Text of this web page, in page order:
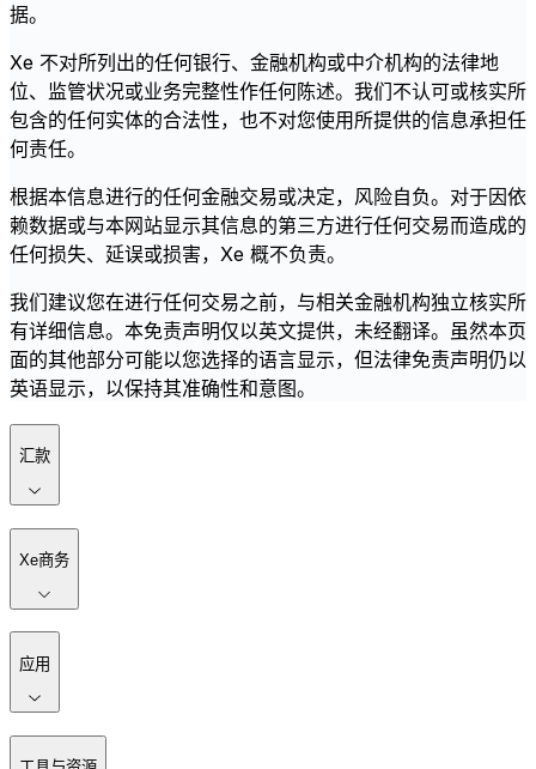
据。
Xe 不对所列出的任何银行、金融机构或中介机构的法律地
位、监管状况或业务完整性作任何陈述。我们不认可或核实所
包含的任何实体的合法性，也不对您使用所提供的信息承担任
何责任。
根据本信息进行的任何金融交易或决定，风险自负。对于因依
赖数据或与本网站显示其信息的第三方进行任何交易而造成的
任何损失、延误或损害，Xe 概不负责。
我们建议您在进行任何交易之前，与相关金融机构独立核实所
有详细信息。本免责声明仅以英文提供，未经翻译。虽然本页
面的其他部分可能以您选择的语言显示，但法律免责声明仍以
英语显示，以保持其准确性和意图。
汇款
Xe商务
应用